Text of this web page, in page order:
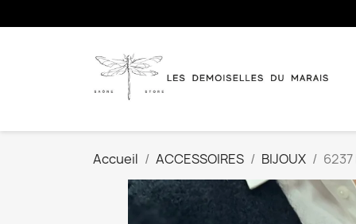
Accueil ACCESSOIRES BIJOUX 6237